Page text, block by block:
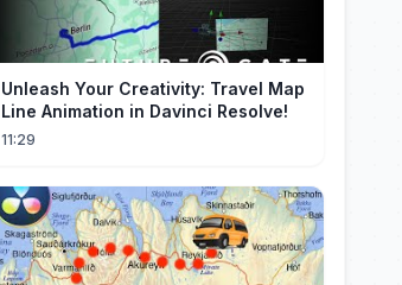
Unleash Your Creativity: Travel Map
Line Animation in Davinci Resolve!
11:29